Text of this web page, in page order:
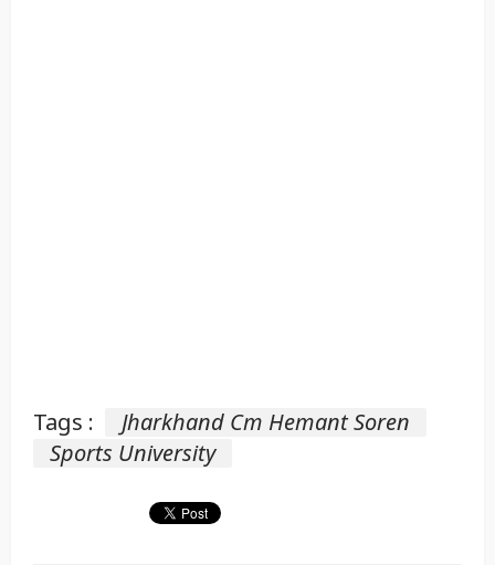
Tags :
Jharkhand Cm Hemant Soren
Sports University